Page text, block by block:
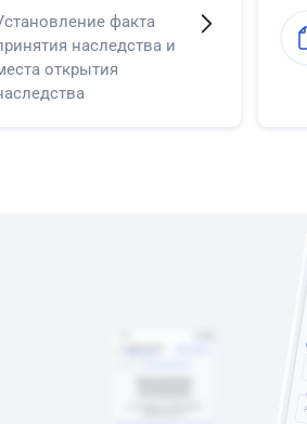
факта
наследства и
открытия